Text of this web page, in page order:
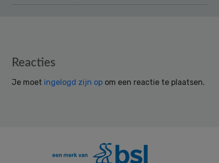
Reader
Reacties
Je moet ingelogd zijn op om een reactie te plaatsen.